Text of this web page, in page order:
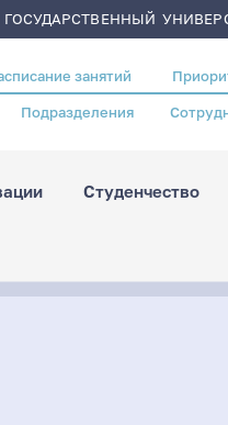
занятий
Подразделения
Студенчество